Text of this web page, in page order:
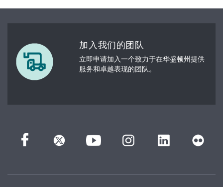
加入我们的团队
立即申请加入一个致力于在华盛顿州提供
服务和卓越表现的团队。